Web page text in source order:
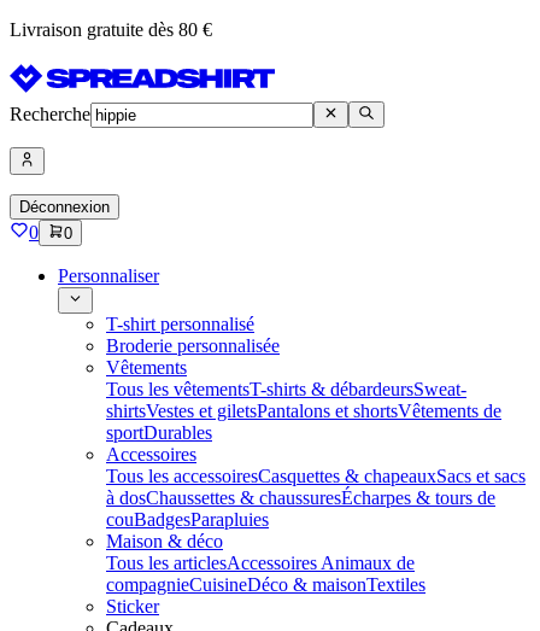
Livraison gratuite dès 80 €
Recherche
Déconnexion
0 0
Personnaliser
T-shirt personnalisé
Broderie personnalisée
Vêtements
Tous les vêtementsT-shirts & débardeursSweat-
shirtsVestes et giletsPantalons et shortsVêtements de
sportDurables
Accessoires
Tous les accessoiresCasquettes & chapeauxSacs et sacs
à dosChaussettes & chaussuresÉcharpes & tours de
couBadgesParapluies
Maison & déco
Tous les articlesAccessoires Animaux de
compagnieCuisineDéco & maisonTextiles
Sticker